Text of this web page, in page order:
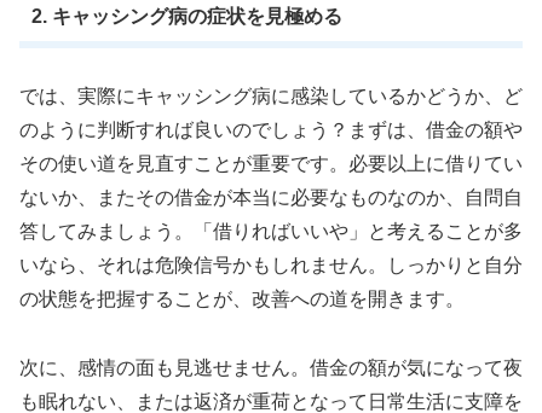
2. キャッシング病の症状を見極める
では、実際にキャッシング病に感染しているかどうか、ど
のように判断すれば良いのでしょう？まずは、借金の額や
その使い道を見直すことが重要です。必要以上に借りてい
ないか、またその借金が本当に必要なものなのか、自問自
答してみましょう。「借りればいいや」と考えることが多
いなら、それは危険信号かもしれません。しっかりと自分
の状態を把握することが、改善への道を開きます。
次に、感情の面も見逃せません。借金の額が気になって夜
も眠れない、または返済が重荷となって日常生活に支障を